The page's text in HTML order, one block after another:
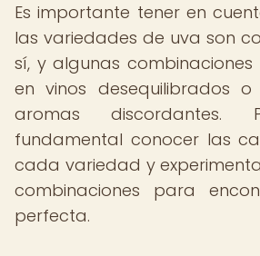
Es importante tener en
las variedades de uva son
sí, y algunas
en vinos desequilibrados
aromas
fundamental conocer las
cada variedad y
combinaciones para
perfecta.